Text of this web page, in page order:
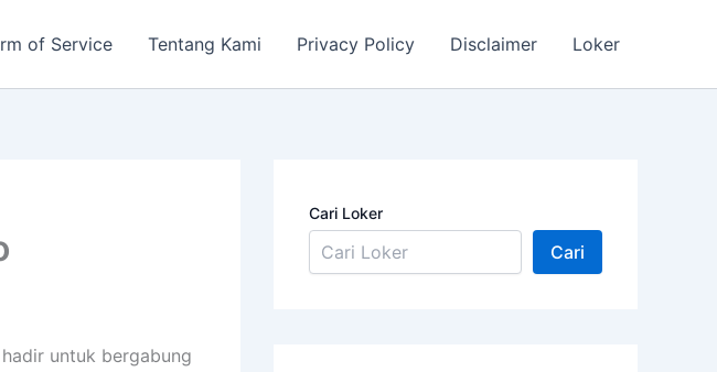
of Service Tentang Kami Privacy Policy Disclaimer Loker
untuk bergabung
Cari Loker
Cari